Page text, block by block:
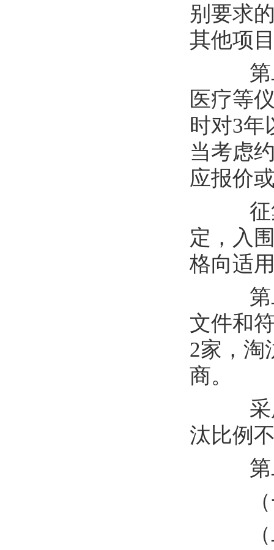
别要求
其他项
医疗等
时对3年
当考虑
应报价
定， 入
格向适
文件和
2家，淘
商。
汰比例